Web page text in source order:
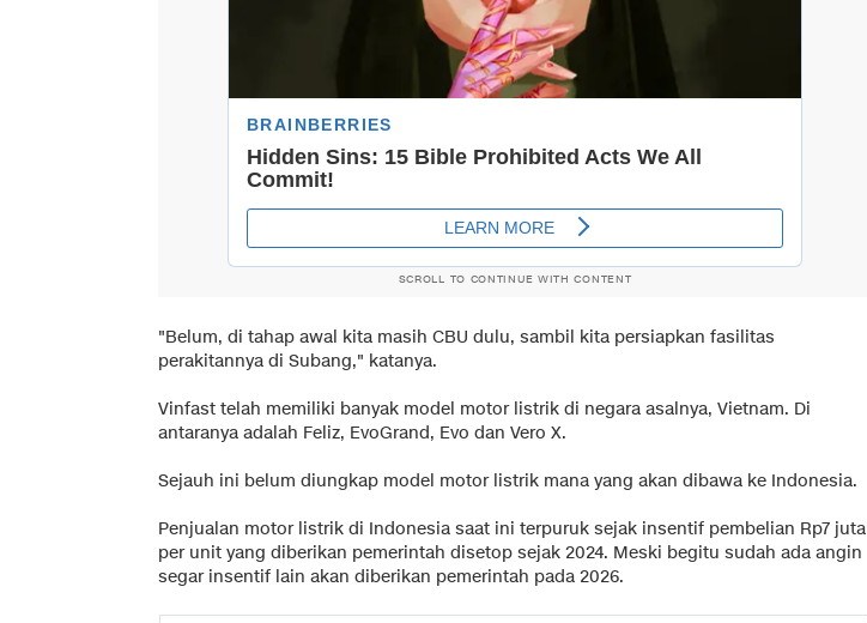
SCROLL TO CONTINUE WITH CONTENT
"Belum, di tahap awal kita masih CBU dulu, sambil kita persiapkan fasilitas
perakitannya di Subang," katanya.
Vinfast telah memiliki banyak model motor listrik di negara asalnya, Vietnam. Di
antaranya adalah Feliz, EvoGrand, Evo dan Vero X.
Sejauh ini belum diungkap model motor listrik mana yang akan dibawa ke Indonesia.
Penjualan motor listrik di Indonesia saat ini terpuruk sejak insentif pembelian Rp7 juta
per unit yang diberikan pemerintah disetop sejak 2024. Meski begitu sudah ada angin
segar insentif lain akan diberikan pemerintah pada 2026.